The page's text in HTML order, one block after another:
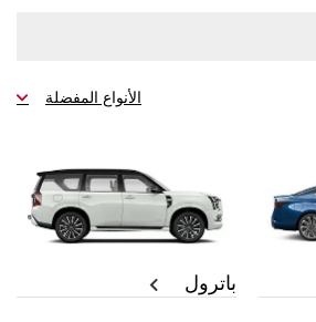
الأنواع المفضلة
باترول